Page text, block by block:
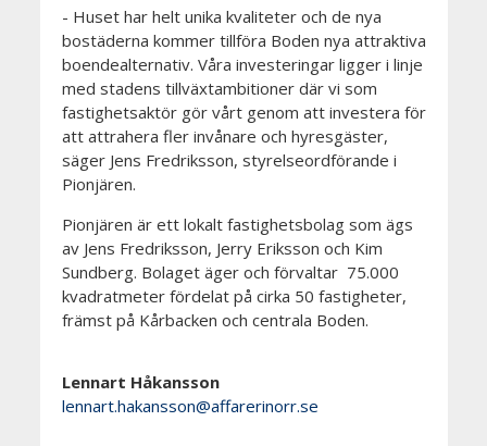
- Huset har helt unika kvaliteter och de nya
bostäderna kommer tillföra Boden nya attraktiva
boendealternativ. Våra investeringar ligger i linje
med stadens tillväxtambitioner där vi som
fastighetsaktör gör vårt genom att investera för
att attrahera fler invånare och hyresgäster,
säger Jens Fredriksson, styrelseordförande i
Pionjären.
Pionjären är ett lokalt fastighetsbolag som ägs
av Jens Fredriksson, Jerry Eriksson och Kim
Sundberg. Bolaget äger och förvaltar 75.000
kvadratmeter fördelat på cirka 50 fastigheter,
främst på Kårbacken och centrala Boden.
Lennart Håkansson
lennart.hakansson@affarerinorr.se